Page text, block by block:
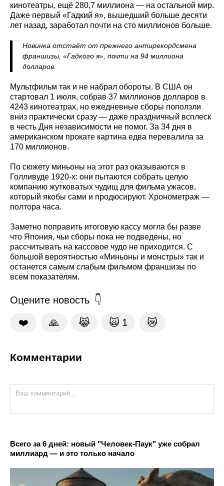
кинотеатры, ещё 280,7 миллиона — на остальной мир.
Даже первый «Гадкий я», вышедший больше десяти
лет назад, заработал почти на сто миллионов больше.
Новинка отстаёт от прежнего антирекордсмена
франшизы, «Гадкого я», почти на 94 миллиона
долларов.
Мультфильм так и не набрал обороты. В США он
стартовал 1 июля, собрав 37 миллионов долларов в
4243 кинотеатрах, но ежедневные сборы поползли
вниз практически сразу — даже праздничный всплеск
в честь Дня независимости не помог. За 34 дня в
американском прокате картина едва перевалила за
170 миллионов.
По сюжету миньоны на этот раз оказываются в
Голливуде 1920-х: они пытаются собрать целую
компанию жутковатых чудищ для фильма ужасов,
который якобы сами и продюсируют. Хронометраж —
полтора часа.
Заметно поправить итоговую кассу могла бы разве
что Япония, чьи сборы пока не подведены, но
рассчитывать на кассовое чудо не приходится. С
большой вероятностью «Миньоны и монстры» так и
останется самым слабым фильмом франшизы по
всем показателям.
Оцените новость
❤️ 🙏 😹 🙀 1 😿
Комментарии
Всего за 6 дней: новый "Человек-Паук" уже собрал
миллиард — и это только начало